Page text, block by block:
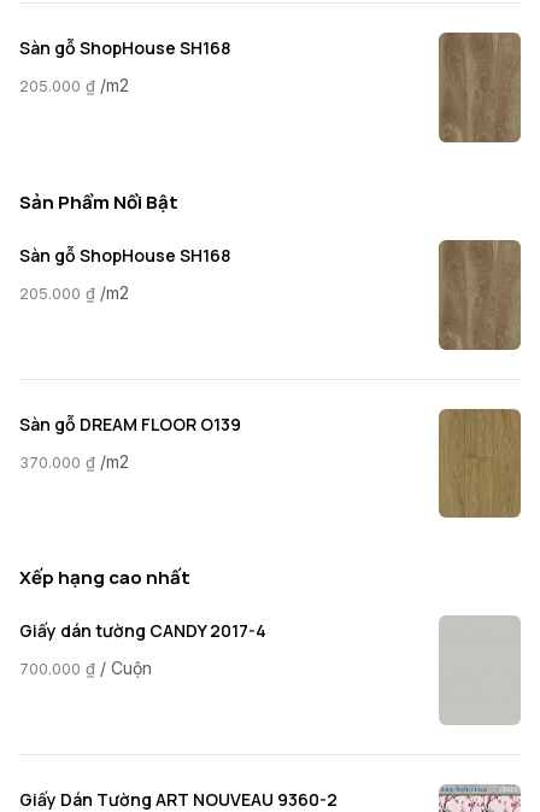
Sàn gỗ ShopHouse SH168
205.000 ₫ /m2
Sản Phẩm Nổi Bật
Sàn gỗ ShopHouse SH168
205.000 ₫ /m2
Sàn gỗ DREAM FLOOR O139
370.000 ₫ /m2
Xếp hạng cao nhất
Giấy dán tường CANDY 2017-4
700.000 ₫ / Cuộn
Giấy Dán Tường ART NOUVEAU 9360-2